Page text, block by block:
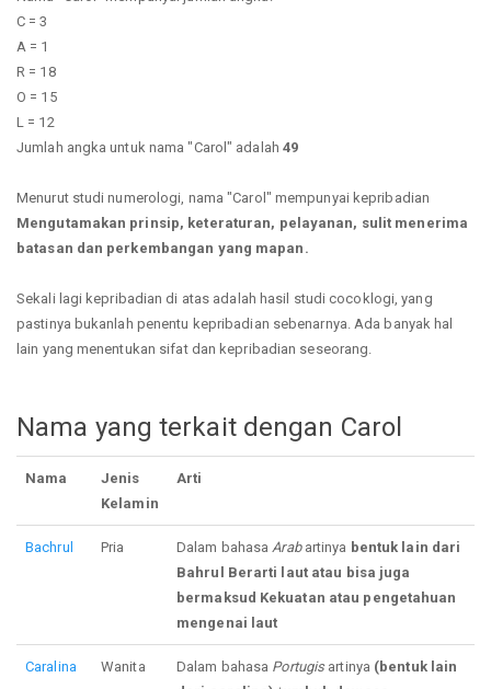
C = 3
A = 1
R = 18
O = 15
L = 12
Jumlah angka untuk nama "Carol" adalah 49
Menurut studi numerologi, nama "Carol" mempunyai kepribadian
Mengutamakan prinsip, keteraturan, pelayanan, sulit menerima
batasan dan perkembangan yang mapan.
Sekali lagi kepribadian di atas adalah hasil studi cocoklogi, yang
pastinya bukanlah penentu kepribadian sebenarnya. Ada banyak hal
lain yang menentukan sifat dan kepribadian seseorang.
Nama yang terkait dengan Carol
Nama
Jenis
Kelamin
Arti
Bachrul Pria Dalam bahasaArabartinya bentuk lain dari
Bahrul Berarti laut atau bisa juga
bermaksud Kekuatan atau pengetahuan
mengenai laut
Caralina Wanita Dalam bahasa Portugisartinya (bentuk lain